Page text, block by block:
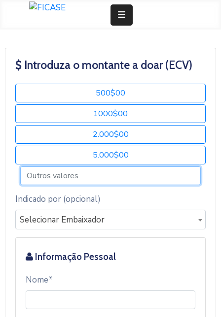
FundaçãoIntroduza o montante a doar (ECV)
500$00
1000$00
2.000$00
5.000$00
Indicado por (opcional)
Selecionar Embaixador
Informação Pessoal
Nome*